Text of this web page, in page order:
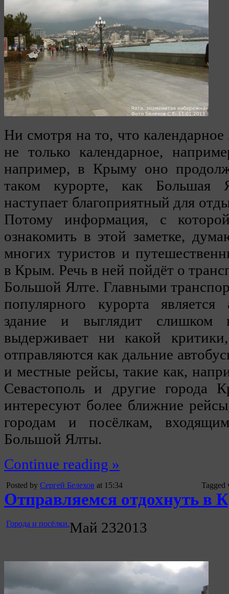
Ни смотря на то, что календарное
не только календарное,
например, в Крыму оно
таком курорте, как Большая
наступает благоприятный для
Потому информация, с
ознакомить в этой заметке,
многих туристов и
в Крым. Речь в ней пойдёт о
Большой Ялте. Главными
популярного курорта является
здание и выглядит слишком
выдерживает ни какой
отправляются как дальние
и местные рейсы, такие как,
Севастополь и другие города
интересуют более ближние
городам и посёлкам,
Большой Ялты.
Continue reading »
Posted by Сергей Белехов at 15:34
Отправляемся отдохнуть в
Города и посёлки.Май 232013